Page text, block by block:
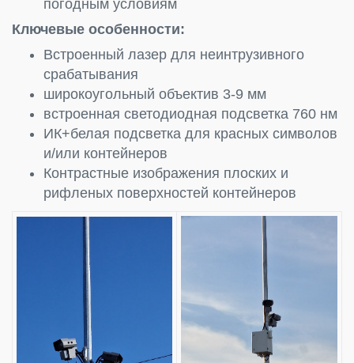
погодным условиям
Ключевые особенности:
Встроенный лазер для неинтрузивного
срабатывания
широкоугольный объектив 3-9 мм
встроенная светодиодная подсветка 760 нм
ИК+белая подсветка для красных символов
и/или контейнеров
Контрастные изображения плоских и
рифленых поверхностей контейнеров